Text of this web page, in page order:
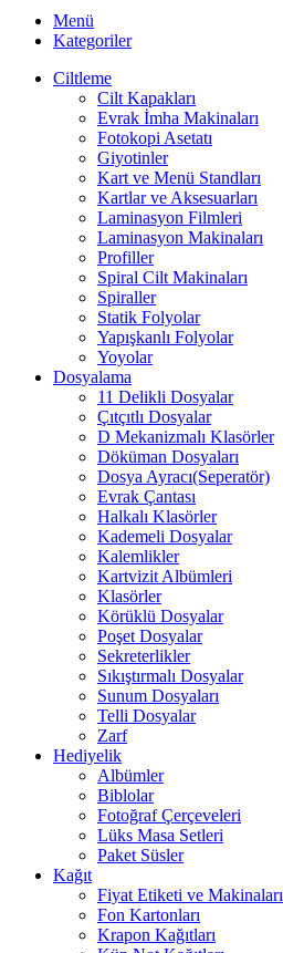
Menü
Kategoriler
Ciltleme
Cilt Kapakları
Evrak İmha Makinaları
Fotokopi Asetatı
Giyotinler
Kart ve Menü Standları
Kartlar ve Aksesuarları
Laminasyon Filmleri
Laminasyon Makinaları
Profiller
Spiral Cilt Makinaları
Spiraller
Statik Folyolar
Yapışkanlı Folyolar
Yoyolar
Dosyalama
11 Delikli Dosyalar
Çıtçıtlı Dosyalar
D Mekanizmalı Klasörler
Döküman Dosyaları
Dosya Ayracı(Seperatör)
Evrak Çantası
Halkalı Klasörler
Kademeli Dosyalar
Kalemlikler
Kartvizit Albümleri
Klasörler
Körüklü Dosyalar
Poşet Dosyalar
Sekreterlikler
Sıkıştırmalı Dosyalar
Sunum Dosyaları
Telli Dosyalar
Zarf
Hediyelik
Albümler
Biblolar
Fotoğraf Çerçeveleri
Lüks Masa Setleri
Paket Süsler
Kağıt
Fiyat Etiketi ve Makinaları
Fon Kartonları
Krapon Kağıtları